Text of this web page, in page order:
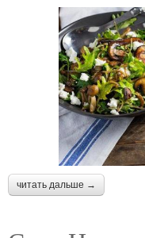
читать дальше →